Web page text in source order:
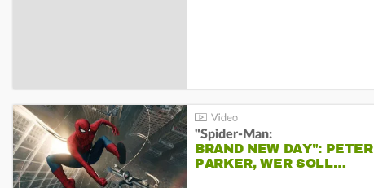
"Spider-Man:
BRAND NEW DAY": PETER
PARKER, WER SOLL…